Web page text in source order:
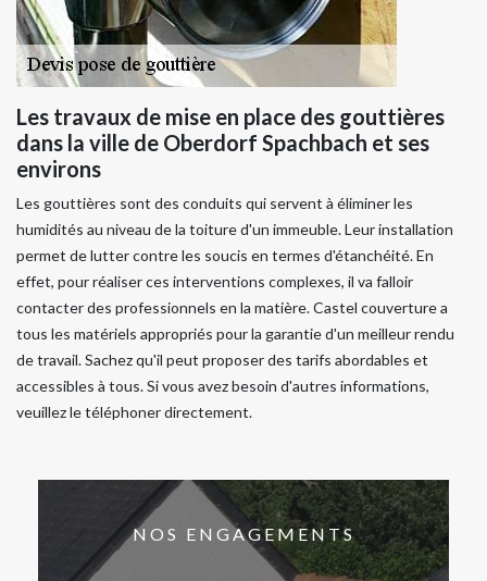
Les travaux de mise en place des gouttières
dans la ville de Oberdorf Spachbach et ses
environs
Les gouttières sont des conduits qui servent à éliminer les
humidités au niveau de la toiture d'un immeuble. Leur installation
permet de lutter contre les soucis en termes d'étanchéité. En
effet, pour réaliser ces interventions complexes, il va falloir
contacter des professionnels en la matière. Castel couverture a
tous les matériels appropriés pour la garantie d'un meilleur rendu
de travail. Sachez qu'il peut proposer des tarifs abordables et
accessibles à tous. Si vous avez besoin d'autres informations,
veuillez le téléphoner directement.
NOS ENGAGEMENTS